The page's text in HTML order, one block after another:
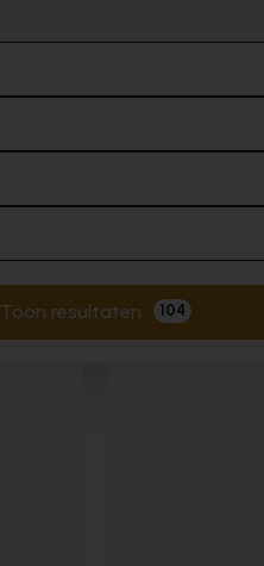
Toon resultaten 104Actieve filters